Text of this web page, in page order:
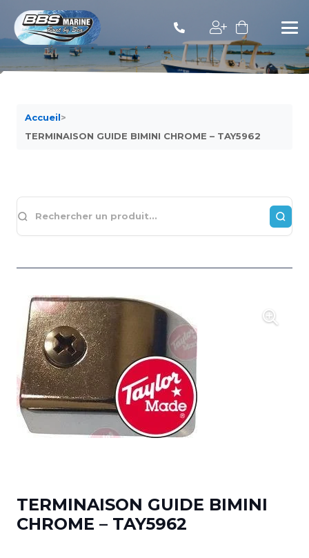
Accueil>
TERMINAISON GUIDE BIMINI CHROME – TAY5962
TERMINAISON GUIDE BIMINI
CHROME – TAY5962